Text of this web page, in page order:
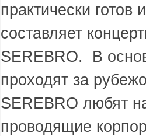
практически
составляет
SEREBRO. В
проходят за
SEREBRO любят
проводящие